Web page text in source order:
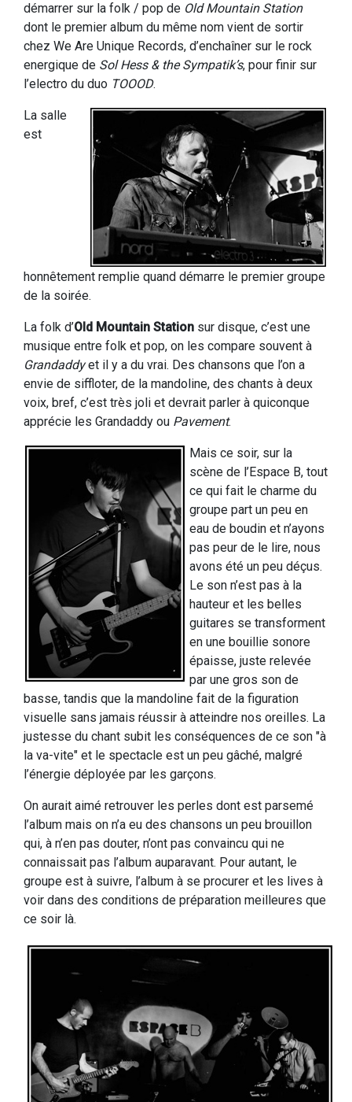
démarrer sur la folk / pop de Old Mountain Station
dont le premier album du même nom vient de sortir
chez We Are Unique Records, d’enchaîner sur le rock
energique de Sol Hess & the Sympatik’s, pour finir sur
l’electro du duo TOOOD.
La salle
est
honnêtement remplie quand démarre le premier groupe
de la soirée.
La folk d’Old Mountain Station sur disque, c’est une
musique entre folk et pop, on les compare souvent à
Grandaddyet il y a du vrai. Des chansons que l’on a
envie de siffloter, de la mandoline, des chants à deux
voix, bref, c’est très joli et devrait parler à quiconque
apprécie les Grandaddy ou Pavement.
Mais ce soir, sur la
scène de l’Espace B, tout
ce qui fait le charme du
groupe part un peu en
eau de boudin et n’ayons
pas peur de le lire, nous
avons été un peu déçus.
Le son n’est pas à la
hauteur et les belles
guitares se transforment
en une bouillie sonore
épaisse, juste relevée
par une gros son de
basse, tandis que la mandoline fait de la figuration
visuelle sans jamais réussir à atteindre nos oreilles. La
justesse du chant subit les conséquences de ce son "à
la va-vite" et le spectacle est un peu gâché, malgré
l’énergie déployée par les garçons.
On aurait aimé retrouver les perles dont est parsemé
l’album mais on n’a eu des chansons un peu brouillon
qui, à n’en pas douter, n’ont pas convaincu qui ne
connaissait pas l’album auparavant. Pour autant, le
groupe est à suivre, l’album à se procurer et les lives à
voir dans des conditions de préparation meilleures que
ce soir là.